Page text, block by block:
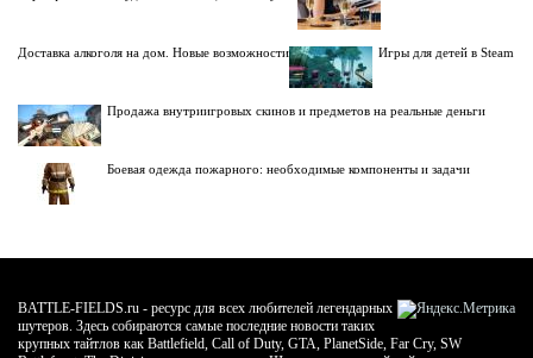
Доставка алкоголя на дом. Новые возможности Игры для детей в Steam
Продажа внутриигровых скинов и предметов на реальные деньги
Боевая одежда пожарного: необходимые компоненты и задачи
BATTLE-FIELDS.ru - ресурс для всех любителей легендарных
шутеров. Здесь собираются самые последние новости таких
крупных тайтлов как Battlefield, Call of Duty, GTA, PlanetSide, Far Cry, SW